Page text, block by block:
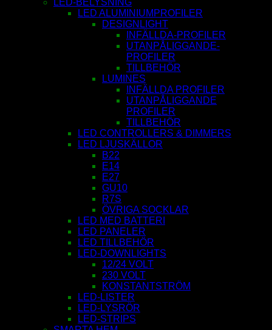
LED-BELYSNING
LED ALUMINIUMPROFILER
DESIGNLIGHT
INFÄLLDA-PROFILER
UTANPÅLIGGANDE-
PROFILER
TILLBEHÖR
LUMINES
INFÄLLDA PROFILER
UTANPÅLIGGANDE
PROFILER
TILLBEHÖR
LED CONTROLLERS & DIMMERS
LED LJUSKÄLLOR
B22
E14
E27
GU10
R7S
ÖVRIGA SOCKLAR
LED MED BATTERI
LED PANELER
LED TILLBEHÖR
LED-DOWNLIGHTS
12/24 VOLT
230 VOLT
KONSTANTSTRÖM
LED-LISTER
LED-LYSRÖR
LED-STRIPS